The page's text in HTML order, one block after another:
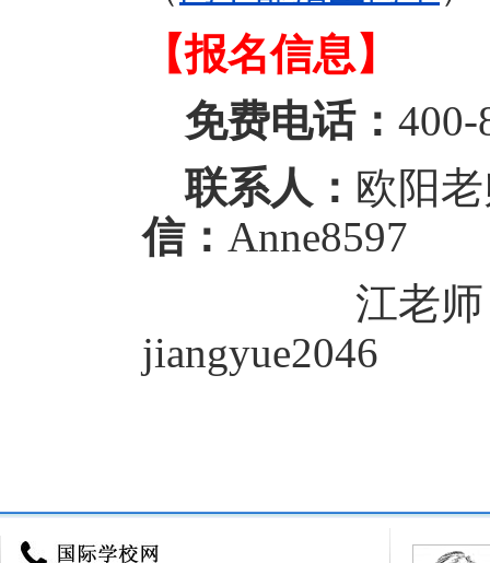
【报名信息】
免费电话： 400-
联系人： 欧阳
信： Anne8597
江老
jiangyue2046